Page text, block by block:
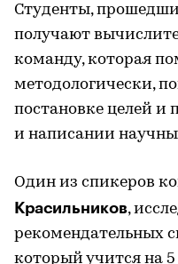
Студенты,
получают
команду, которая
методологически,
постановке целей
и написании
Один из спикеров
Красильников,
рекомендательных
который учится на